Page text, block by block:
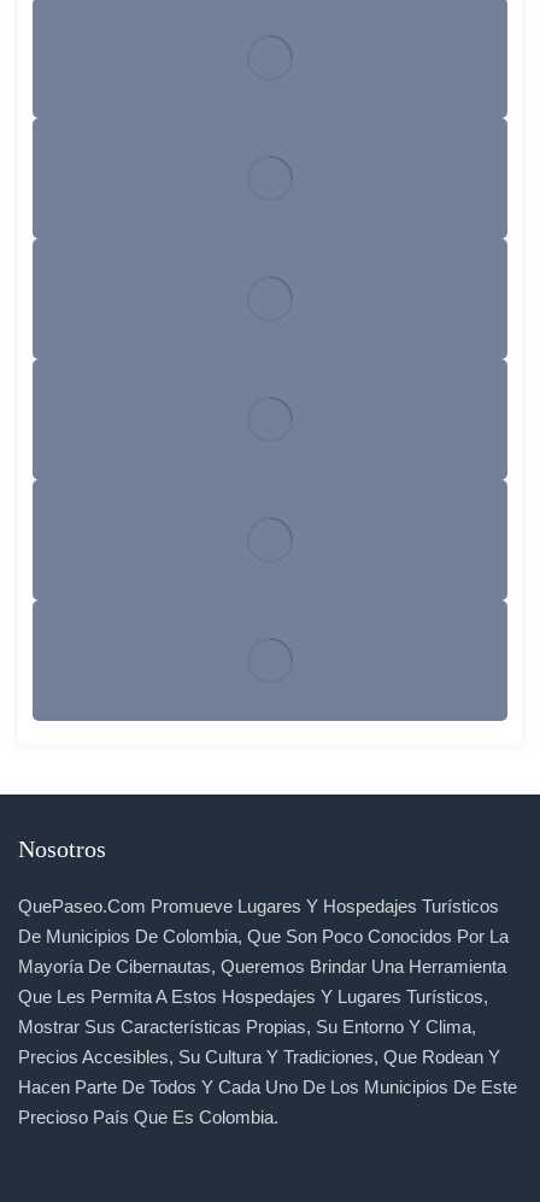
Nosotros
QuePaseo.com Promueve Lugares Y Hospedajes Turísticos
De Municipios De Colombia, Que Son Poco Conocidos Por La
Mayoría De Cibernautas, Queremos Brindar Una Herramienta
Que Les Permita A Estos Hospedajes Y Lugares Turísticos,
Mostrar Sus Características Propias, Su Entorno Y Clima,
Precios Accesibles, Su Cultura Y Tradiciones, Que Rodean Y
Hacen Parte De Todos Y Cada Uno De Los Municipios De Este
Precioso País Que Es Colombia.